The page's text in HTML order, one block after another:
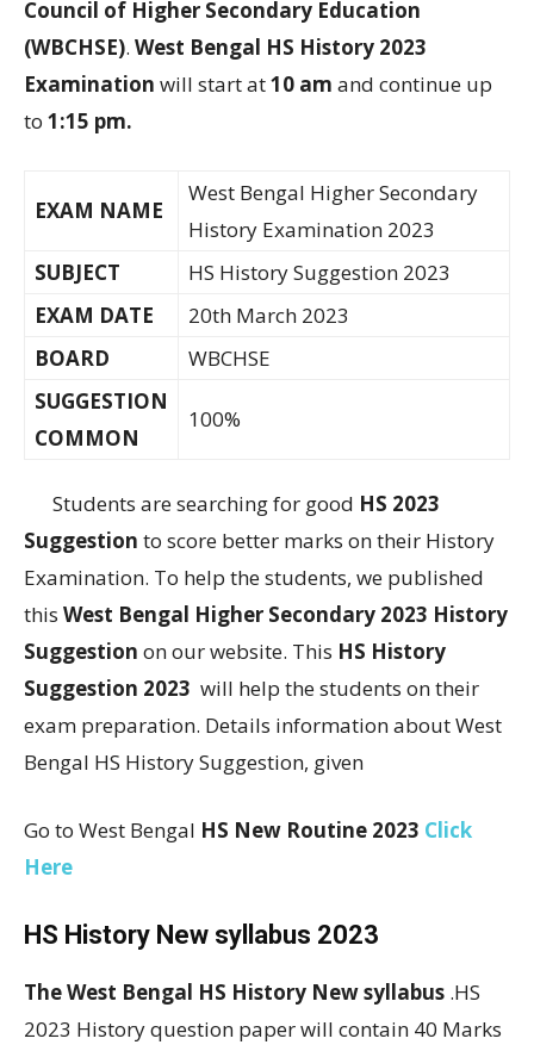
Council of Higher Secondary Education
(WBCHSE). West Bengal HS History 2023
Examination will start at10 am and continue up
to 1:15 pm.
EXAM NAME
West Bengal Higher Secondary
History Examination 2023
SUBJECT
HS History Suggestion 2023
EXAM DATE
20th March 2023
BOARD
WBCHSE
SUGGESTION
COMMON
100%
Students are searching for good HS 2023
Suggestion to score better marks on their History
Examination. To help the students, we published
this West Bengal Higher Secondary 2023 History
Suggestion on our website. This HS History
Suggestion 2023 will help the students on their
exam preparation. Details information about West
Bengal HS History Suggestion, given
Go to West Bengal HS New Routine 2023 Click
Here
HS History New syllabus 2023
The West Bengal HS History New syllabus .HS
2023 History question paper will contain 40 Marks